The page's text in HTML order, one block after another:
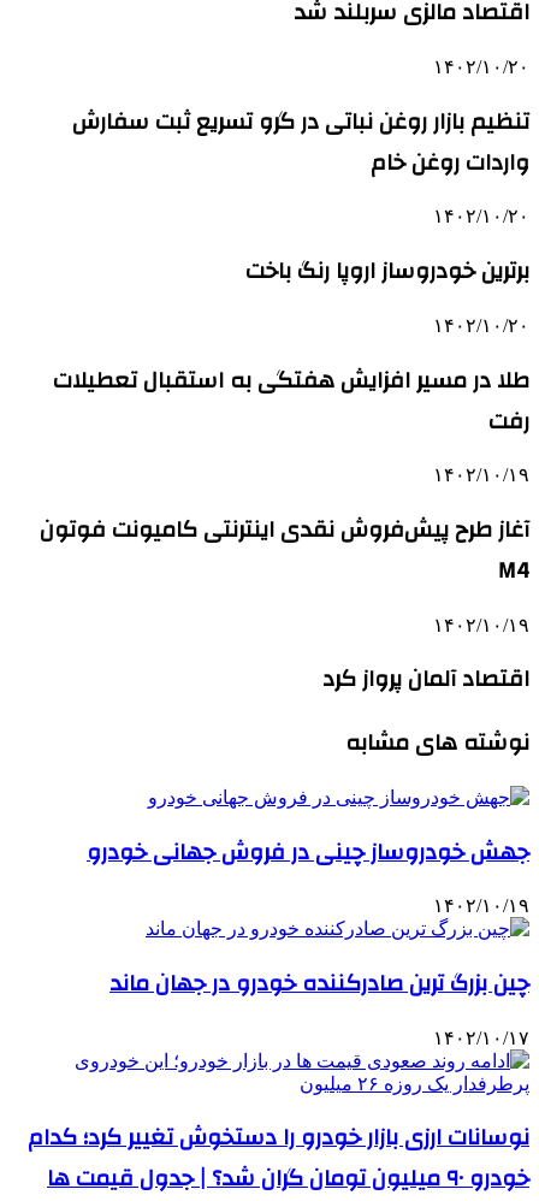
اقتصاد مالزی سربلند شد
۱۴۰۲/۱۰/۲۰
تنظیم بازار روغن نباتی در گرو تسریع ثبت سفارش
واردات روغن خام
۱۴۰۲/۱۰/۲۰
برترین خودروساز اروپا رنگ باخت
۱۴۰۲/۱۰/۲۰
طلا در مسیر افزایش هفتگی به استقبال تعطیلات
رفت
۱۴۰۲/۱۰/۱۹
آغاز طرح پیش‌فروش نقدی اینترنتی کامیونت فوتون
M4
۱۴۰۲/۱۰/۱۹
اقتصاد آلمان پرواز کرد
نوشته های مشابه
جهش خودروساز چینی در فروش جهانی خودرو
۱۴۰۲/۱۰/۱۹
چین بزرگ‌ ترین صادرکننده خودرو در جهان ماند
۱۴۰۲/۱۰/۱۷
نوسانات ارزی بازار خودرو را دستخوش تغییر کرد؛ کدام
خودرو ۹۰ میلیون تومان گران شد؟ | جدول قیمت ها